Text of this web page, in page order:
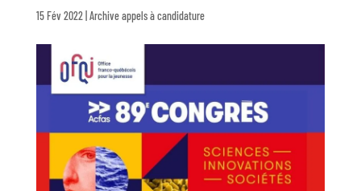
15 Fév 2022| Archive appels à candidature